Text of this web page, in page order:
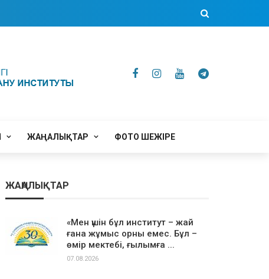
ЖАҢАЛЫҚТАР ФОТО ШЕЖІРЕ
ЖАҢАЛЫҚТАР
«Мен үшін бұл институт – жай
ғана жұмыс орны емес. Бұл –
өмір мектебі, ғылымға ...
07.08.2026